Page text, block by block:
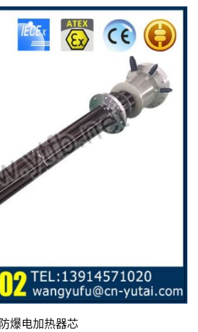
防爆电加热器芯